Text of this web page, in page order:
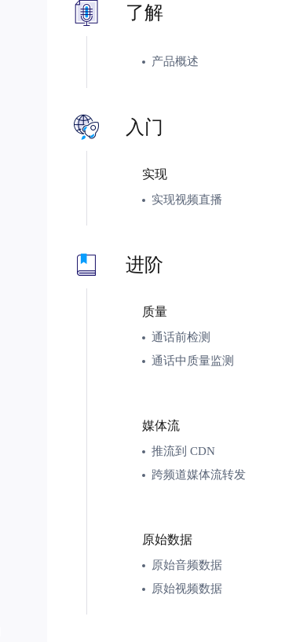
了解
产品概述
入门
实现
实现视频直播
进阶
质量
通话前检测
通话中质量监测
媒体流
推流到 CDN
跨频道媒体流转发
原始数据
原始音频数据
原始视频数据